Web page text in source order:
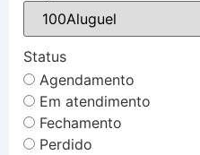
Status
Agendamento
Em atendimento
Fechamento
Perdido